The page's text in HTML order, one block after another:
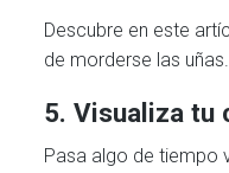
Descubre en este
de morderse las uñas.
5. Visualiza tu
Pasa algo de tiempo